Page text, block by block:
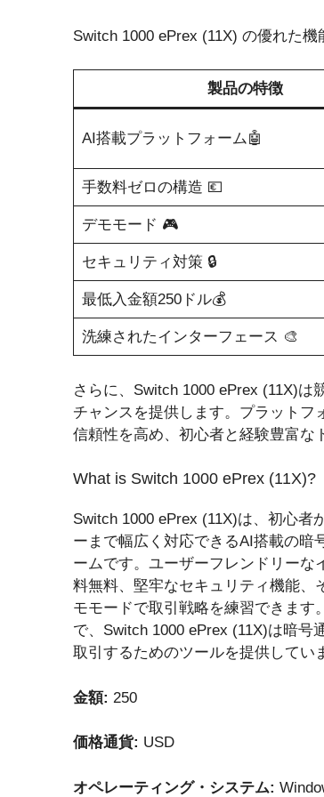
Switch 1000 ePrex (11X) の優れた
製品の特徴
AI搭載プラットフォーム🤖
手数料ゼロの構造 💶
デモモード 🎮
セキュリティ対策 🔒
最低入金額250ドル💰
洗練されたインターフェース 🎨
さらに、Switch 1000 ePrex (11X)
チャンスを提供します。プラットフ
信頼性を高め、初心者と経験豊富な
What is Switch 1000 ePrex (11X)?
Switch 1000 ePrex (11X)は、初心者
ーまで幅広く対応できるAI搭載の暗
ームです。ユーザーフレンドリーな
料無料、堅牢なセキュリティ機能、
モモードで取引戦略を練習できます
で、Switch 1000 ePrex (11X)は暗号
取引するためのツールを提供してい
金額: 250
価格通貨: USD
オペレーティング・システム: